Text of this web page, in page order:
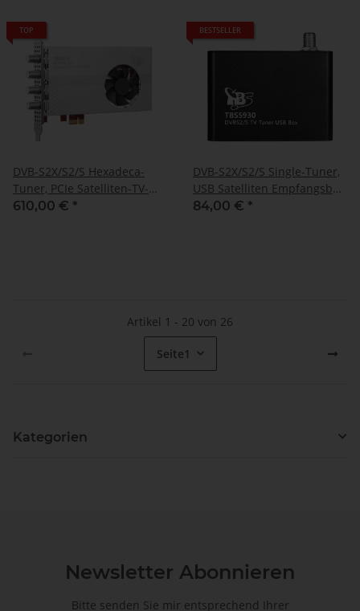
TOP
DVB-S2X/S2/S Hexadeca-
Tuner, PCIe Satelliten-TV-
Karte, TBS-6916
610,00 € *
BESTSELLER
DVB-S2X/S2/S Single-Tuner,
USB Satelliten Empfangsbox,
TBS-5930
84,00 € *
Artikel 1 - 20 von 26
Seite1
Kategorien
Newsletter Abonnieren
Bitte senden Sie mir entsprechend Ihrer